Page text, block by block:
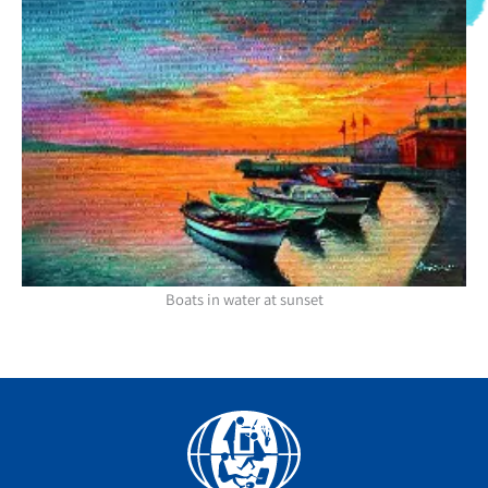
Boats in water at sunset
Facebook
YouTube
Instagram